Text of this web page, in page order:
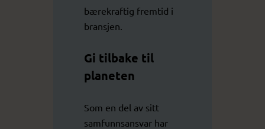
bærekraftig fremtid i
bransjen.
Gi tilbake til
planeten
Som en del av sitt
samfunnsansvar har